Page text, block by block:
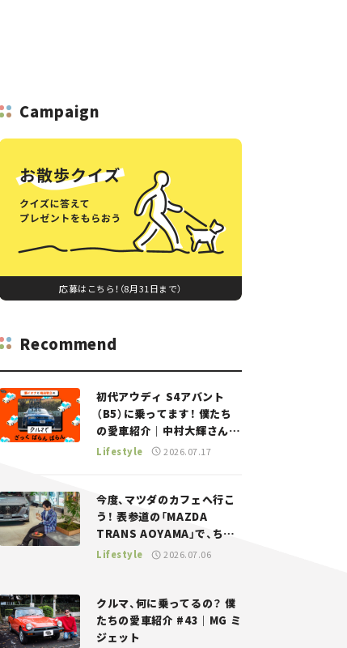
Campaign
応募はこちら！（8月31日まで）
Recommend
初代アウディ S4アバント
（B5）に乗ってます！ 僕たち
の愛車紹介｜中村大輝さん
——瀬イオナと嶋田智之の
Lifestyle 2026.07.17
今度、マツダのカフェへ行こ
う！ 表参道の「MAZDA
TRANS AOYAMA」で、ちょ
っとひと息。——連載｜CCG
Lifestyle 2026.07.06
クルマ、何に乗ってるの？ 僕
たちの愛車紹介 #43｜MG ミ
ジェット